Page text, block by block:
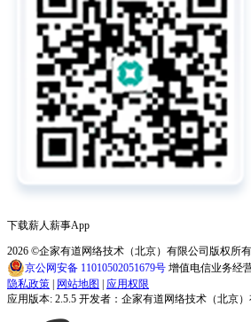
下载薪人薪事App
2026 ©企家有道网络技术（北京）有限公司版权所
京公网安备 11010502051679号 增值电信业务经
隐私政策 | 网站地图 | 应用权限
应用版本: 2.5.5 开发者：企家有道网络技术（北京）